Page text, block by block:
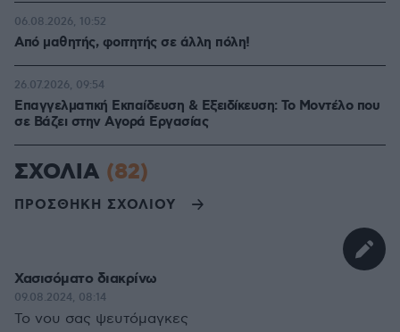
Από μαθητής, φοιτητής σε άλλη πόλη!
06.08.2026, 10:52
Επαγγελματική Εκπαίδευση & Εξειδίκευση: Το Mοντέλο που
σε Bάζει στην Aγορά Eργασίας
26.07.2026, 09:54
ΣΧΟΛΙΑ (82)
ΠΡΟΣΘΗΚΗ ΣΧΟΛΙΟΥ
Χασισόματο διακρίνω
09.08.2024, 08:14
Το νου σας ψευτόμαγκες